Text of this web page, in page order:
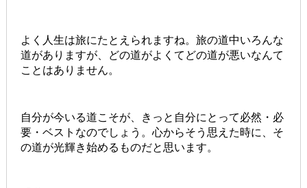
よく人生は旅にたとえられますね。旅の道中いろんな
道がありますが、どの道がよくてどの道が悪いなんて
ことはありません。
自分が今いる道こそが、きっと自分にとって必然・必
要・ベストなのでしょう。心からそう思えた時に、そ
の道が光輝き始めるものだと思います。